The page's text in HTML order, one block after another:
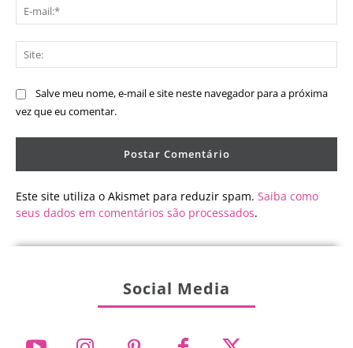
Salve meu nome, e-mail e site neste navegador para a próxima
vez que eu comentar.
Este site utiliza o Akismet para reduzir spam. Saiba como
seus dados em comentários são processados.
Social Media